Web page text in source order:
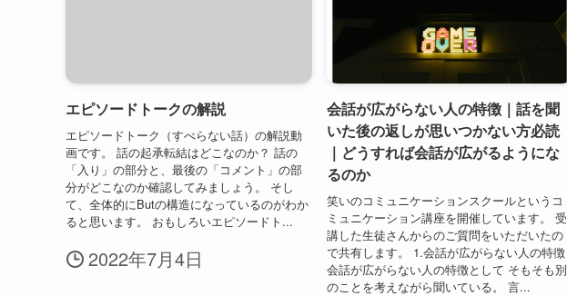
エピソードトークの解説
エピソードトーク（すべらない話）の解説動
画です。 話の起承転結はどこなのか？ 話の
「入り」の部分と、最後の「コメント」の部
分がどこなのか確認してみましょう。 そし
て、全体的にButの構造になっているのがわか
ると思います。 おもしろいエピソードト...
2022年7月4日
会話が広がらない人の特徴｜話を聞
いた後の返しが思いつかない方必読
｜どうすれば会話が広がるようにな
るのか
笑いのコミュニケーションスクールというコ
ミュニケーション講座を開催しています。 受
講した生徒さんからのご質問をいただいたの
で共有します。 1.会話が広がらない人の特徴
会話が広がらない人の特徴として そもそも別
のことを考えながら聞いている。 言...